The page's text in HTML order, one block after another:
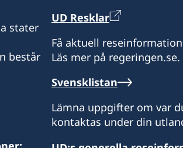
E-mail assistent:
E-mail honorärkonsul:
Adress:
Italiëstraat 24
stater
består
UD Resklar
Få aktuell
Läs mer på regeringen.se.
Svensklistan
Lämna uppgifter om var
kontaktas under din